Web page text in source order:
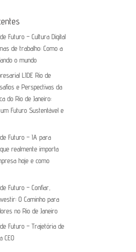
Futuro – Cultura Digital
de trabalho: Como a
o mundo
LIDE Rio de
e Perspectivas da
do Rio de Janeiro:
Futuro Sustentável e
Futuro – IA para
realmente importa
hoje e como
Futuro – Confiar,
O Caminho para
no Rio de Janeiro
Futuro – Trajetória de
CEO